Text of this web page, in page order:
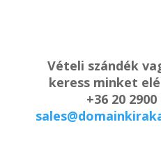
Vételi szándék
keress minket
+36 20